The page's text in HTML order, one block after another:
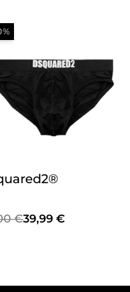
€39,99 €